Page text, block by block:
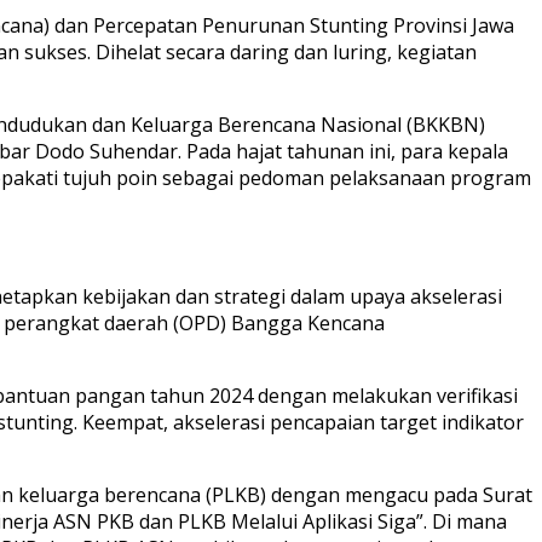
dan Percepatan Penurunan Stunting Provinsi Jawa
sukses. Dihelat secara daring dan luring, kegiatan
dan Keluarga Berencana Nasional (BKKBN)
Dodo Suhendar. Pada hajat tahunan ini, para kepala
tujuh poin sebagai pedoman pelaksanaan program
kebijakan dan strategi dalam upaya akselerasi
daerah (OPD) Bangga Kencana
pangan tahun 2024 dengan melakukan verifikasi
Keempat, akselerasi pencapaian target indikator
berencana (PLKB) dengan mengacu pada Surat
ASN PKB dan PLKB Melalui Aplikasi Siga”. Di mana